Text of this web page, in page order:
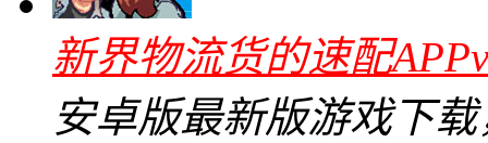
新界物流货的速配
安卓版最新版游戏下